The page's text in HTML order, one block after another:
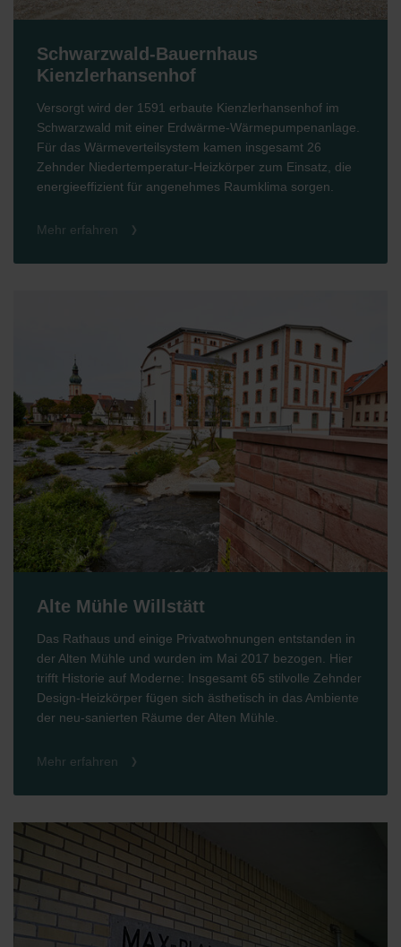
Schwarzwald-Bauernhaus
Kienzlerhansenhof
Versorgt wird der 1591 erbaute Kienzlerhansenhof im
Schwarzwald mit einer Erdwärme-Wärmepumpenanlage.
Für das Wärmeverteilsystem kamen insgesamt 26
Zehnder Niedertemperatur-Heizkörper zum Einsatz, die
energieeffizient für angenehmes Raumklima sorgen.
Mehr erfahren
Alte Mühle Willstätt
Das Rathaus und einige Privatwohnungen entstanden in
der Alten Mühle und wurden im Mai 2017 bezogen. Hier
trifft Historie auf Moderne: Insgesamt 65 stilvolle Zehnder
Design-Heizkörper fügen sich ästhetisch in das Ambiente
der neu-sanierten Räume der Alten Mühle.
Mehr erfahren